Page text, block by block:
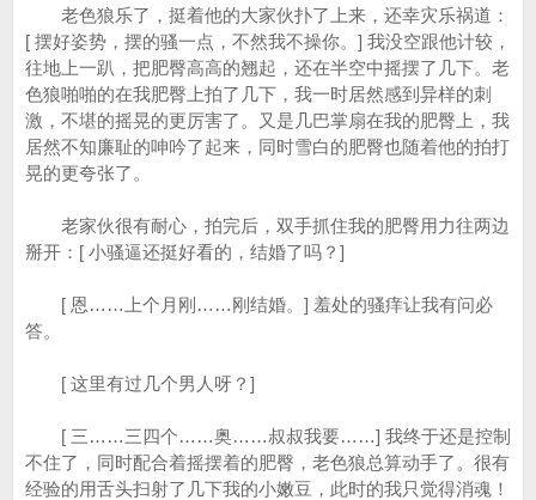
老色狼乐了，挺着他的大家伙扑了上来，还幸灾乐祸道：
[ 摆好姿势，摆的骚一点，不然我不操你。] 我没空跟他计较，
往地上一趴，把肥臀高高的翘起，还在半空中摇摆了几下。老
色狼啪啪的在我肥臀上拍了几下，我一时居然感到异样的刺
激，不堪的摇晃的更厉害了。又是几巴掌扇在我的肥臀上，我
居然不知廉耻的呻吟了起来，同时雪白的肥臀也随着他的拍打
晃的更夸张了。
老家伙很有耐心，拍完后，双手抓住我的肥臀用力往两边
掰开：[ 小骚逼还挺好看的，结婚了吗？]
[ 恩……上个月刚……刚结婚。] 羞处的骚痒让我有问必
答。
[ 这里有过几个男人呀？]
[ 三……三四个……奥……叔叔我要……] 我终于还是控制
不住了，同时配合着摇摆着的肥臀，老色狼总算动手了。很有
经验的用舌头扫射了几下我的小嫩豆，此时的我只觉得消魂！